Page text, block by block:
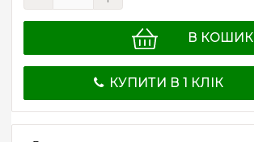
В КОШИК
КУПИТИ В 1 КЛІК